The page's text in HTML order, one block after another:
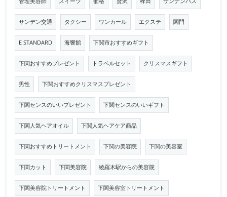
サンデン交通 タクシー ワンカール エクステ 関門
E STANDARD 海響館 下関市おすすめギフト
下関おすすめプレゼント トラベルセット クリスマスギフト
男性 下関おすすめクリスマスプレゼント
下関センスのいいプレゼント 下関センスのいいギフト
下関人気ヘアオイル 下関人気ヘアケア商品
下関おすすめトリートメント 下関の美容院 下関の美容室
下関カット 下関美容院 綾羅木駅からの美容院
下関美容院トリートメント 下関美容室トリートメント